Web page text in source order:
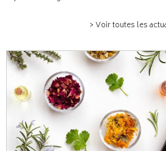
> Voir toutes les